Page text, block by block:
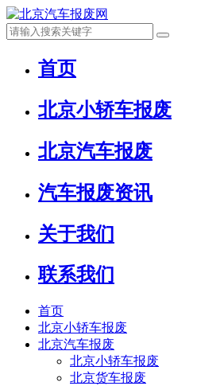
首页
北京小轿车报废
北京汽车报废
汽车报废资讯
关于我们
联系我们
首页
北京小轿车报废
北京汽车报废
北京小轿车报废
北京货车报废